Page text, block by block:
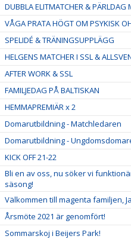
DUBBLA ELITMATCHER & PÄRLDAG
VÅGA PRATA HÖGT OM PSYKISK
SPELIDÉ & TRÄNINGSUPPLÄGG
HELGENS MATCHER I SSL &
AFTER WORK & SSL
FAMILJEDAG PÅ BALTISKAN
HEMMAPREMIÄR x 2
Domarutbildning - Matchledaren
Domarutbildning -
KICK OFF 21-22
Bli en av oss, nu söker vi
säsong!
Välkommen till magenta familjen,
Årsmöte 2021 är genomfört!
Sommarskoj i Beijers Park!